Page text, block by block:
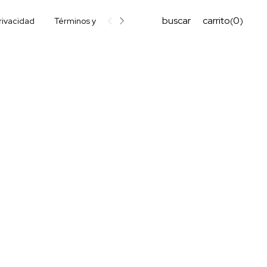
Términos y condiciones buscar carrito(0)